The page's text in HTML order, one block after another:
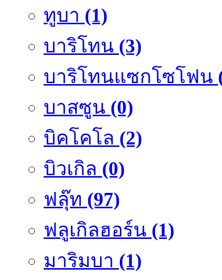
ทูบา (1)
บาริโทน (3)
บาริโทนแซกโซโฟน
บาสซูน (0)
บิคโคโล (2)
บิวเกิล (0)
ฟลุ๊ท (97)
ฟลูเกิลฮอร์น (1)
มาริมบา (1)